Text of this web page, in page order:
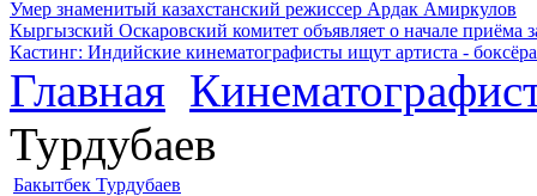
Умер знаменитый казахстанский режиссер Ардак Амиркулов
Кыргызский Оскаровский комитет объявляет о начале приёма
Кастинг: Индийские кинематографисты ищут артиста -
Главная
Турдубаев
Бакытбек Турдубаев